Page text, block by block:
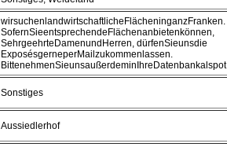
wirsuchenlandwirtschaftlicheFlächeninganzFranken.
SofernSieentsprechendeFlächenanbietenkönnen,
SehrgeehrteDamenundHerren, dürfenSieunsdie
ExposésgerneperMailzukommenlassen.
BittenehmenSieunsaußerdeminIhreDatenbankalspot
Sonstiges
Aussiedlerhof